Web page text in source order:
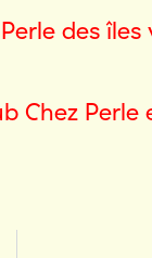
des
Chez